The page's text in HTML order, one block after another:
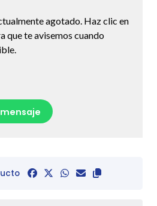
agotado. Haz clic en
que te avisemos cuando